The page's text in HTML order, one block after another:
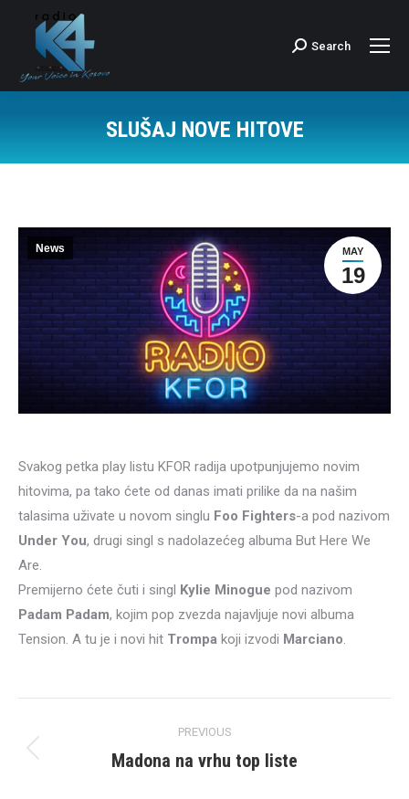
Search:
Search
SLUŠAJ NOVE HITOVE
MAY
19
News
Svakog petka play listu KFOR radija upotpunjujemo novim
hitovima, pa tako ćete od danas imati prilike da na našim
talasima uživate u novom singlu Foo Fighters-a pod nazivom
Under You, drugi singl s nadolazećeg albuma But Here We
Are.
Premijerno ćete čuti i singl Kylie Minogue pod nazivom
Padam Padam, kojim pop zvezda najavljuje novi albuma
Tension. A tu je i novi hit Trompa koji izvodi Marciano.
navigation
PREVIOUS
Previous
Madona na vrhu top liste